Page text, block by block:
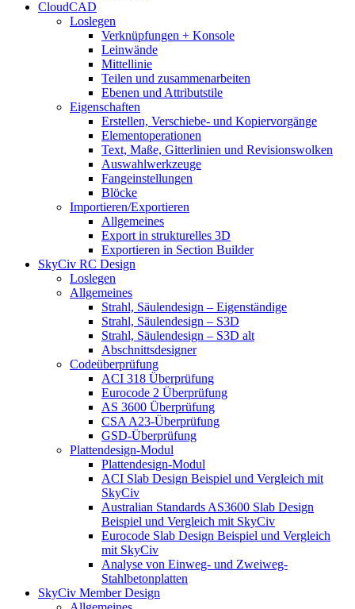
CloudCAD
Loslegen
Verknüpfungen + Konsole
Leinwände
Mittellinie
Teilen und zusammenarbeiten
Ebenen und Attributstile
Eigenschaften
Erstellen, Verschiebe- und Kopiervorgänge
Elementoperationen
Text, Maße, Gitterlinien und Revisionswolken
Auswahlwerkzeuge
Fangeinstellungen
Blöcke
Importieren/Exportieren
Allgemeines
Export in strukturelles 3D
Exportieren in Section Builder
SkyCiv RC Design
Loslegen
Allgemeines
Strahl, Säulendesign – Eigenständige
Strahl, Säulendesign – S3D
Strahl, Säulendesign – S3D alt
Abschnittsdesigner
Codeüberprüfung
ACI 318 Überprüfung
Eurocode 2 Überprüfung
AS 3600 Überprüfung
CSA A23-Überprüfung
GSD-Überprüfung
Plattendesign-Modul
Plattendesign-Modul
ACI Slab Design Beispiel und Vergleich mit
SkyCiv
Australian Standards AS3600 Slab Design
Beispiel und Vergleich mit SkyCiv
Eurocode Slab Design Beispiel und Vergleich
mit SkyCiv
Analyse von Einweg- und Zweiweg-
Stahlbetonplatten
SkyCiv Member Design